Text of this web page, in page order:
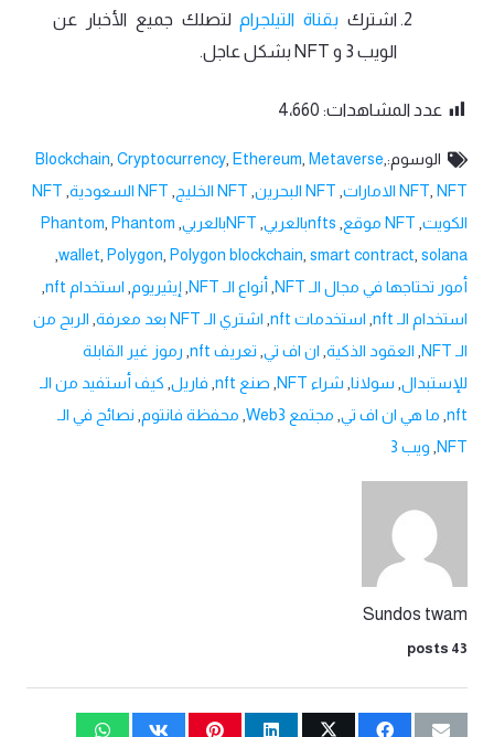
اشتركبقناة التيلجرام لتصلك جميع الأخبار عن
الويب 3 و NFT بشكل عاجل.
عدد المشاهدات: 4٬660
الوسوم: Blockchain,Cryptocurrency, Ethereum, Metaverse,
NFT, NFT الامارات , NFT البحرين , NFT الخليج , NFT السعودية ,
NFT
الكويت, NFT موقع , nftsبالعربي , NFTبالعربي ,
Phantom, Phantom
wallet, Polygon, Polygon blockchain, smart contract, solana
,
أمور تحتاجها في مجال الـ NFT
, أنواع الـ NFT , إيثيريوم, استخدام nft
,
استخدام الـ nft
, استخدمات nft , اشتري الـ NFT بعد معرفة , الربح من
الـ NFT
, العقود الذكية, ان اف تي, تعريف nft , رموز غير القابلة
للإستبدال, سولانا, شراء NFT , صنع nft , فاريل, كيف أستفيد من الـ
nft
, ما هي ان اف تي, مجتمع Web3 , محفظة فانتوم, نصائح في الـ
NFT
, ويب 3
Sundos twam
43 posts